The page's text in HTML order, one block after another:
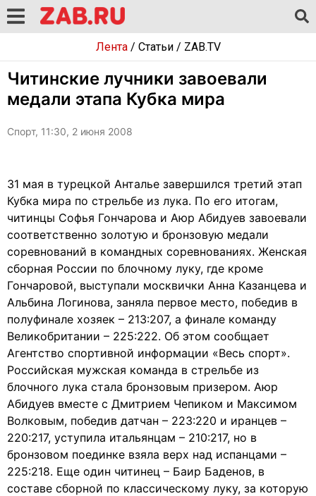
Лента/ Статьи/ ZAB.TV
Читинские лучники завоевали
медали этапа Кубка мира
Спорт, 11:30, 2 июня 2008
31 мая в турецкой Анталье завершился третий этап
Кубка мира по стрельбе из лука. По его итогам,
читинцы Софья Гончарова и Аюр Абидуев завоевали
соответственно золотую и бронзовую медали
соревнований в командных соревнованиях. Женская
сборная России по блочному луку, где кроме
Гончаровой, выступали москвички Анна Казанцева и
Альбина Логинова, заняла первое место, победив в
полуфинале хозяек – 213:207, а финале команду
Великобритании – 225:222. Об этом сообщает
Агентство спортивной информации «Весь спорт».
Российская мужская команда в стрельбе из
блочного лука стала бронзовым призером. Аюр
Абидуев вместе с Дмитрием Чепиком и Максимом
Волковым, победив датчан – 223:220 и иранцев –
220:217, уступила итальянцам – 210:217, но в
бронзовом поединке взяла верх над испанцами –
225:218. Еще один читинец – Баир Баденов, в
составе сборной по классическому луку, за которую